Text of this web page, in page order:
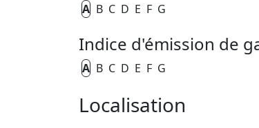
A B C D E F G
Indice d'émission de
A B C D E F G
Localisation